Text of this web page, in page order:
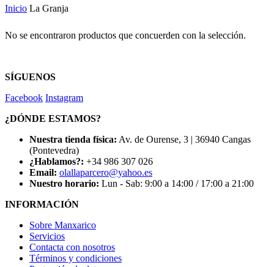
Inicio La Granja
No se encontraron productos que concuerden con la selección.
SÍGUENOS
Facebook Instagram
¿DÓNDE ESTAMOS?
Nuestra tienda física: Av. de Ourense, 3 | 36940 Cangas
(Pontevedra)
¿Hablamos?: +34 986 307 026
Email: olallaparcero@yahoo.es
Nuestro horario: Lun - Sab: 9:00 a 14:00 / 17:00 a 21:00
INFORMACIÓN
Sobre Manxarico
Servicios
Contacta con nosotros
Términos y condiciones